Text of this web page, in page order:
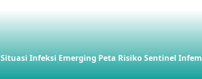
Situasi Infeksi Emerging Peta RisikoSentinel Infem